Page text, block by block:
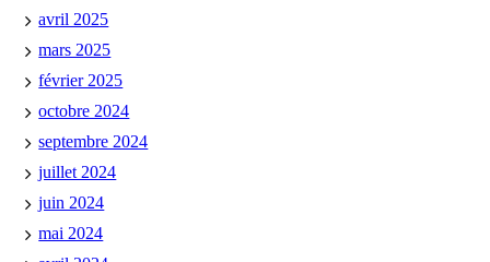
avril 2025
mars 2025
février 2025
octobre 2024
septembre 2024
juillet 2024
juin 2024
mai 2024